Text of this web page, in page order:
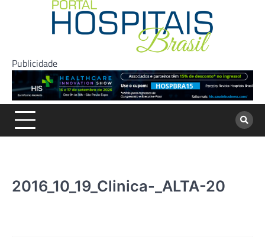
Publicidade
2016_10_19_Clinica-_ALTA-20